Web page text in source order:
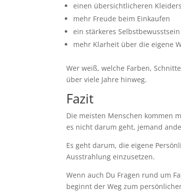
einen übersichtlicheren
mehr Freude beim Einkaufen
ein stärkeres Selbstbewusstsein
mehr Klarheit über die eigene
Wer weiß, welche Farben,
über viele Jahre hinweg.
Fazit
Die meisten Menschen kommen
es nicht darum geht, jemand
Es geht darum, die eigene
Ausstrahlung einzusetzen.
Wenn auch Du Fragen rund um
beginnt der Weg zum